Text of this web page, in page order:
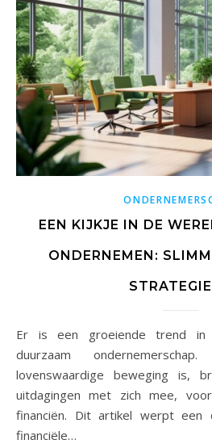
EEN KIJKJE IN DE
ONDERNEMEN:
Er is een groeiende trend in de zakenwereld naar
duurzaam
lovenswaardige beweging is,
uitdagingen met zich mee,
financiën. Dit artikel werpt een
financiële…